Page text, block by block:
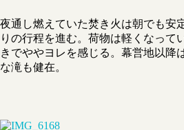
夜通し燃えていた焚き火は朝でも安
りの行程を進む。荷物は軽くなって
きでややヨレを感じる。幕営地以降
な滝も健在。